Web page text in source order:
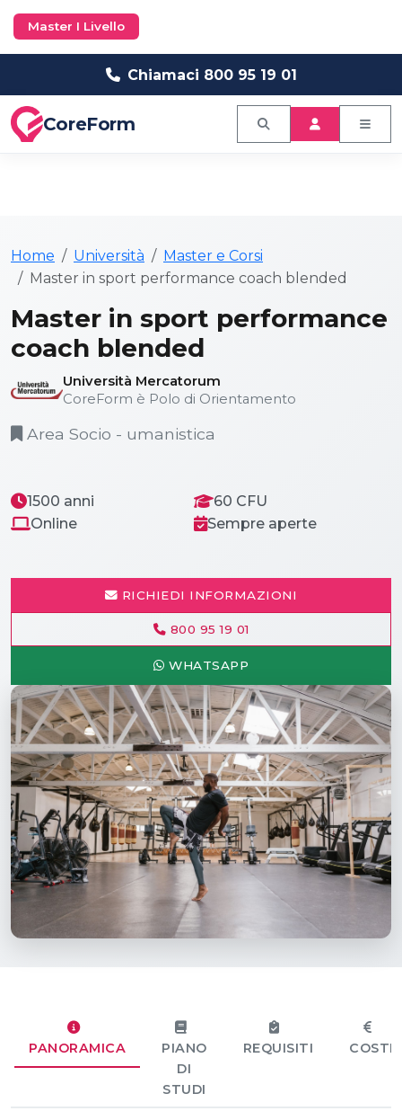
Chiamaci 800 95 19 01
CoreForm
Home Università
Master e Corsi
Master in sport performance coach blended
Master I Livello
Master in sport performance
coach blended
Università Mercatorum
CoreForm è Polo di Orientamento
Area Socio - umanistica
1500 anni
60 CFU
Online
Sempre aperte
RICHIEDI INFORMAZIONI
800 95 19 01
WHATSAPP
PANORAMICA
PIANO
DI
STUDI
REQUISITI COSTI